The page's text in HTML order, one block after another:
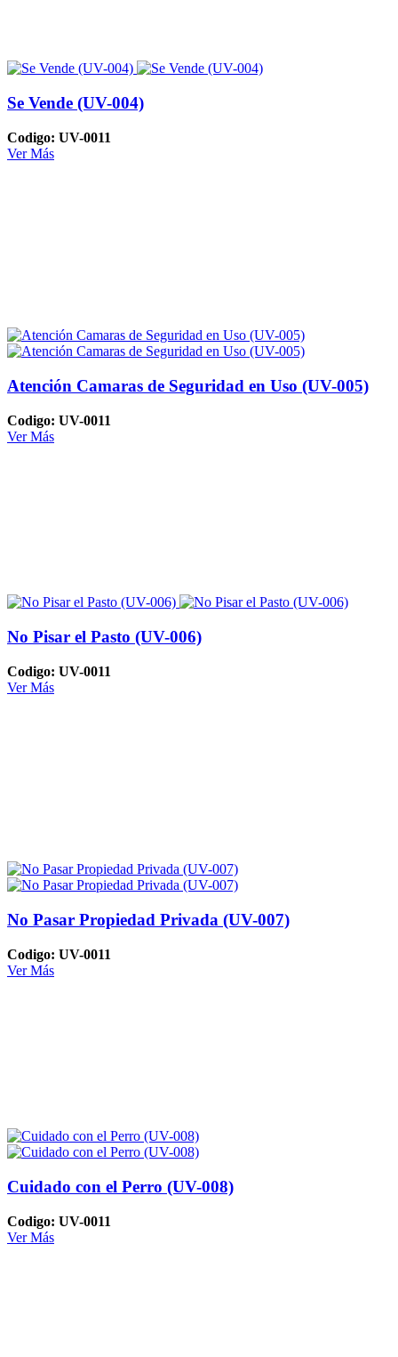
Se Vende (UV-004)
Codigo: UV-0011
Ver Más
Atención Camaras de Seguridad en Uso (UV-005)
Codigo: UV-0011
Ver Más
No Pisar el Pasto (UV-006)
Codigo: UV-0011
Ver Más
No Pasar Propiedad Privada (UV-007)
Codigo: UV-0011
Ver Más
Cuidado con el Perro (UV-008)
Codigo: UV-0011
Ver Más